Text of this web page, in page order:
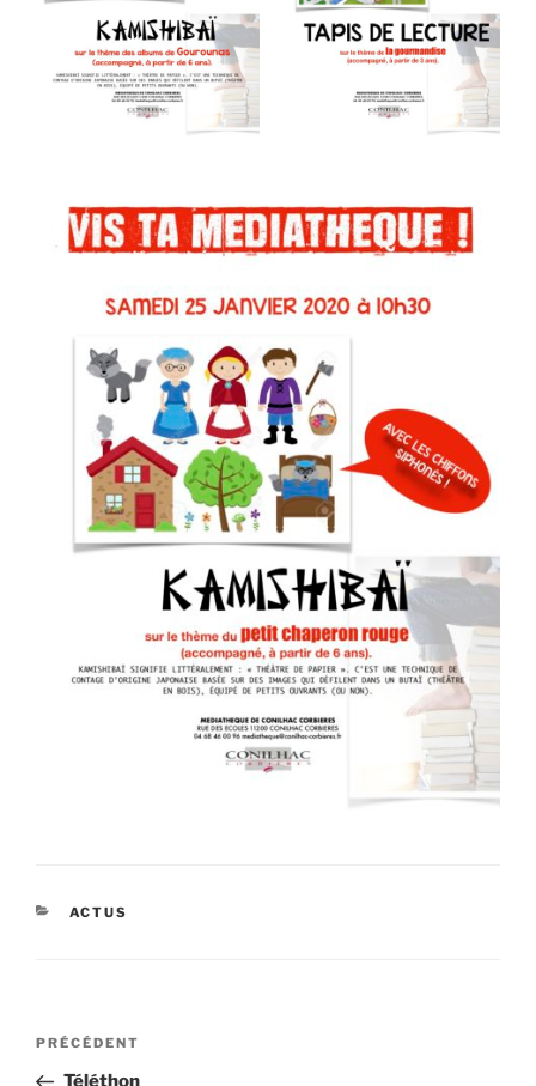
CATÉGORIES
ACTUS
Navigation
Article
précédent
PRÉCÉDENT
Téléthon